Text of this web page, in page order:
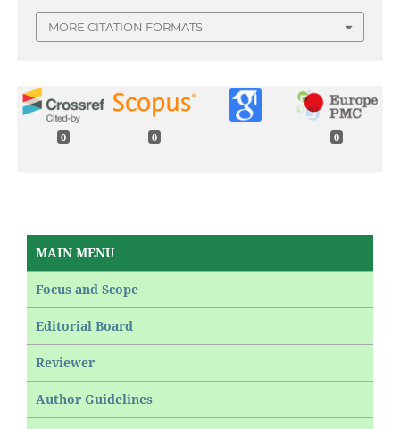
MORE CITATION FORMATS
0 0 0
MAIN MENU
Focus and Scope
Editorial Board
Reviewer
Author Guidelines